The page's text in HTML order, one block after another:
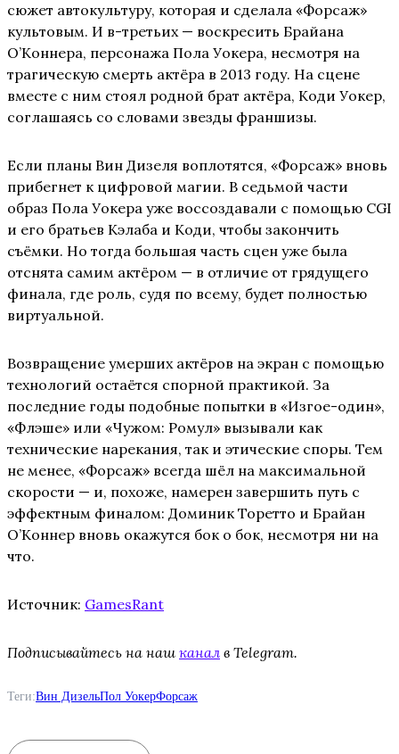
сюжет автокультуру, которая и сделала «Форсаж»
культовым. И в-третьих — воскресить Брайана
О’Коннера, персонажа Пола Уокера, несмотря на
трагическую смерть актёра в 2013 году. На сцене
вместе с ним стоял родной брат актёра, Коди Уокер,
соглашаясь со словами звезды франшизы.
Если планы Вин Дизеля воплотятся, «Форсаж» вновь
прибегнет к цифровой магии. В седьмой части
образ Пола Уокера уже воссоздавали с помощью CGI
и его братьев Кэлаба и Коди, чтобы закончить
съёмки. Но тогда большая часть сцен уже была
отснята самим актёром — в отличие от грядущего
финала, где роль, судя по всему, будет полностью
виртуальной.
Возвращение умерших актёров на экран с помощью
технологий остаётся спорной практикой. За
последние годы подобные попытки в «Изгое-один»,
«Флэше» или «Чужом: Ромул» вызывали как
технические нарекания, так и этические споры. Тем
не менее, «Форсаж» всегда шёл на максимальной
скорости — и, похоже, намерен завершить путь с
эффектным финалом: Доминик Торетто и Брайан
О’Коннер вновь окажутся бок о бок, несмотря ни на
что.
Источник: GamesRant
Подписывайтесь на наш канал в Telegram.
Теги:Вин ДизельПол УокерФорсаж